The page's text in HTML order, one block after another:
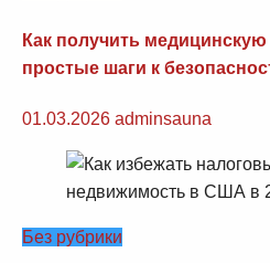
Как получить
простые шаги к
01.03.2026 adminsauna
Без рубрики